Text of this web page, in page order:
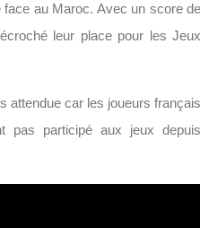
face au Maroc. Avec un score de
leur place pour les Jeux
attendue car les joueurs français
pas participé aux jeux depuis